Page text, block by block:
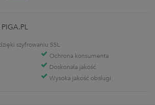
szyfrowaniu SSL
Ochrona konsumenta
Doskonała jakość
Wysoka jakość obsługi